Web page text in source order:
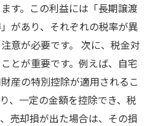
す。この利益には「長期譲渡
があり、それぞれの税率が異
意が必要です。 次に、税金対
とが重要です。例えば、自宅
産の特別控除が適用されるこ
、一定の金額を控除でき、税
売却損が出た場合は、その損